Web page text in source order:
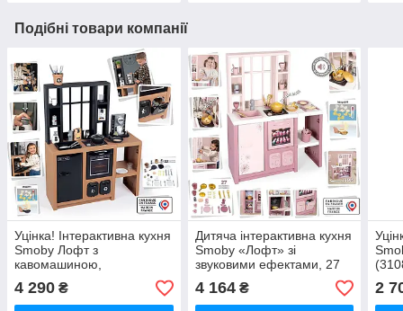
Подібні товари компанії
Уцінка! Інтерактивна кухня
Smoby Лофт з
кавомашиною,
аксесуарами та звуковим
ефектом (312600)
4 290 ₴
Дитяча інтерактивна кухня
Smoby «Лофт» зі
звуковими ефектами, 27
аксесуарів, рожева, 3+
(7600312602)
4 164₴ 2